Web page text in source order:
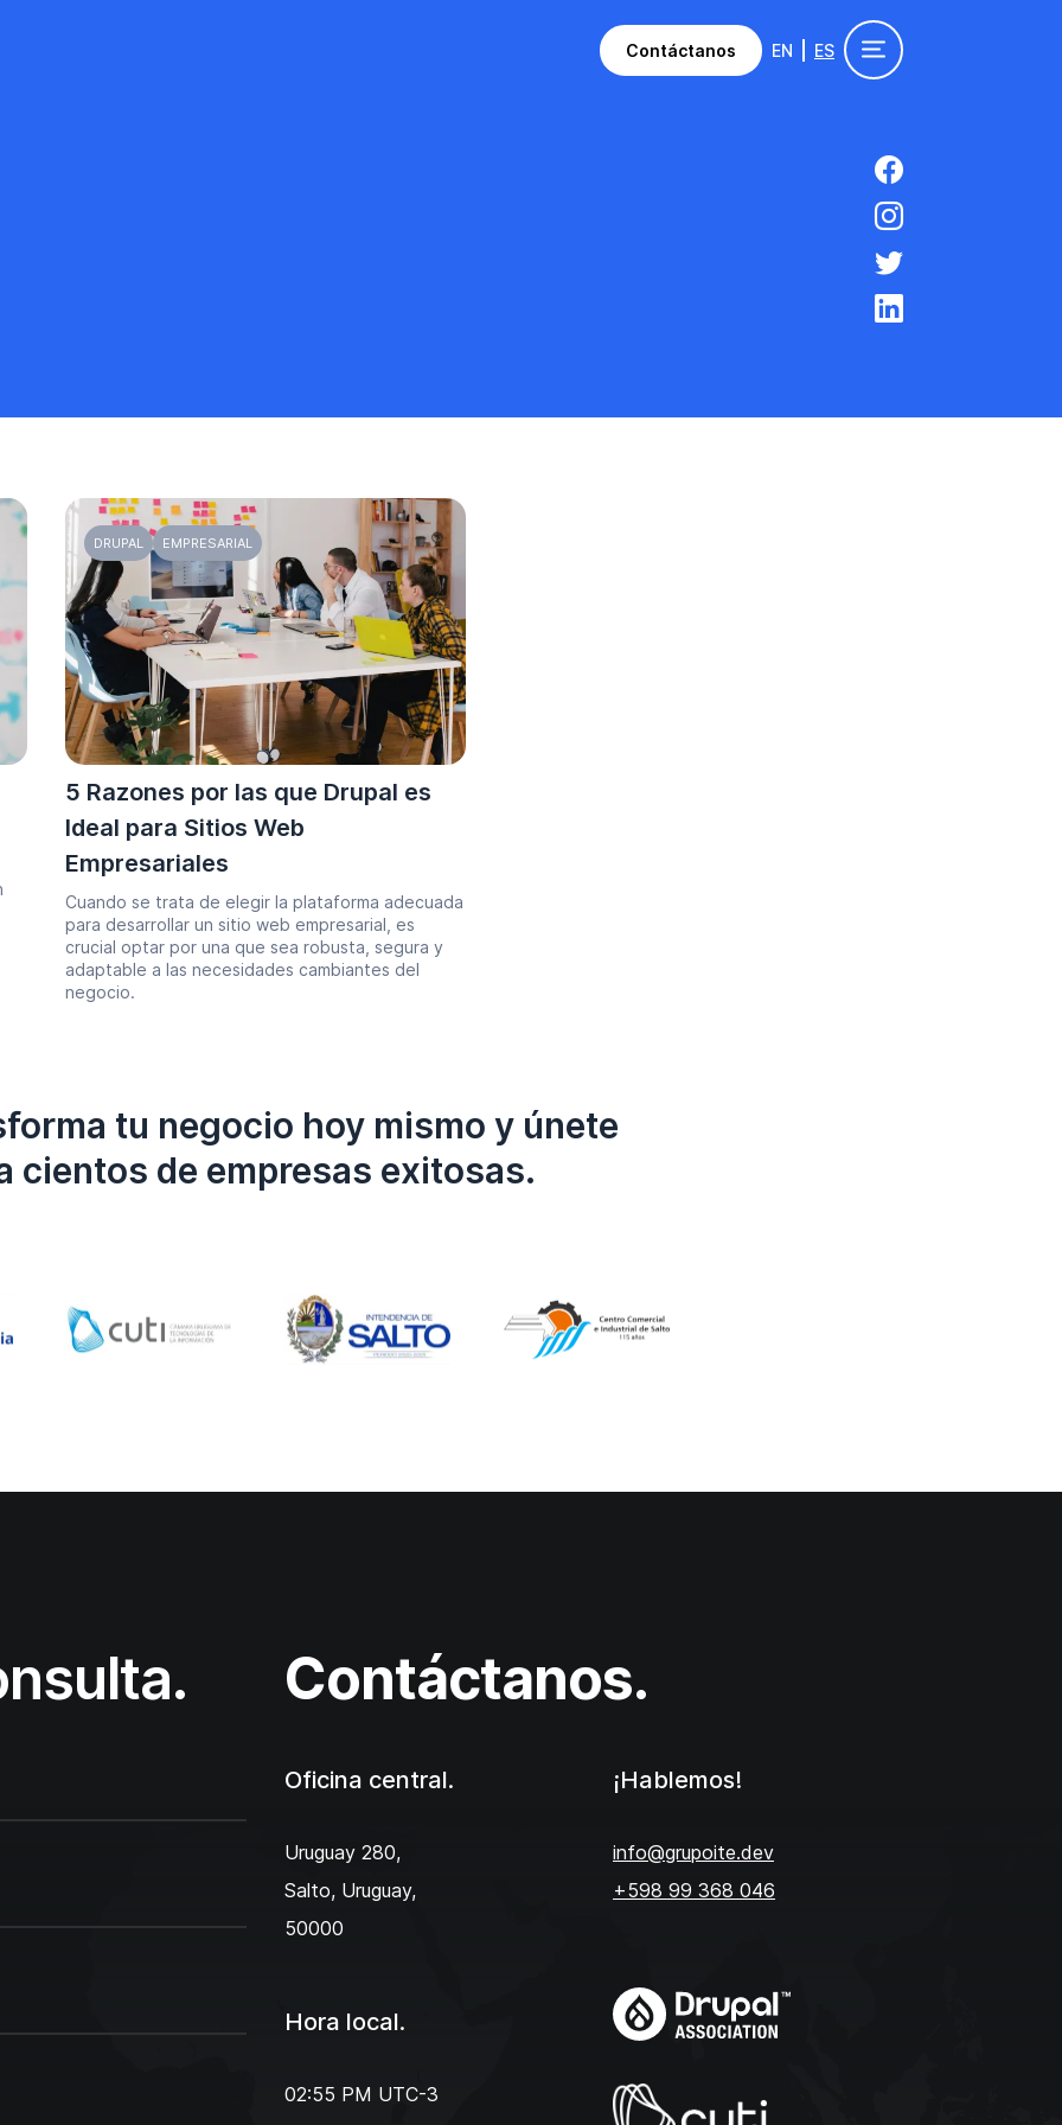
Contáctanos EN ES
DRUPAL EMPRESARIAL
5 Razones por las que Drupal es
Ideal para Sitios Web
Empresariales
Cuando se trata de elegir la plataforma adecuada
para desarrollar un sitio web empresarial, es
crucial optar por una que sea robusta, segura y
adaptable a las necesidades cambiantes del
negocio.
tu negocio hoy mismo y únete
cientos de empresas exitosas.
Contáctanos.
Oficina central.
Uruguay 280,
Salto, Uruguay,
50000
Hora local.
02:55 PM UTC-3
¡Hablemos!
info@grupoite.dev
+598 99 368 046